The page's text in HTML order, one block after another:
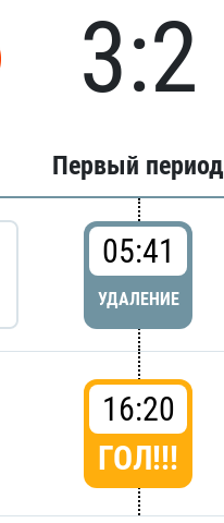
3:2
Первый период
05:41
УДАЛЕНИЕ
16:20
ГОЛ!!!